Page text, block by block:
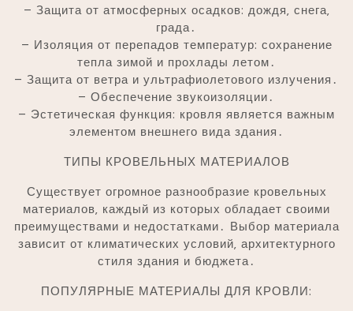
– Защита от атмосферных осадков: дождя‚ снега‚
града․
– Изоляция от перепадов температур: сохранение
тепла зимой и прохлады летом․
– Защита от ветра и ультрафиолетового излучения․
– Обеспечение звукоизоляции․
– Эстетическая функция: кровля является важным
элементом внешнего вида здания․
ТИПЫ КРОВЕЛЬНЫХ МАТЕРИАЛОВ
Существует огромное разнообразие кровельных
материалов‚ каждый из которых обладает своими
преимуществами и недостатками․ Выбор материала
зависит от климатических условий‚ архитектурного
стиля здания и бюджета․
ПОПУЛЯРНЫЕ МАТЕРИАЛЫ ДЛЯ КРОВЛИ: